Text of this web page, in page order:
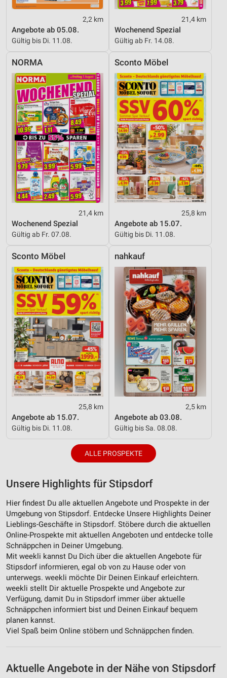
2,2 km
Angebote ab 05.08.
Gültig bis Di. 11.08.
21,4 km
Wochenend Spezial
Gültig ab Fr. 14.08.
NORMA
21,4 km
Wochenend Spezial
Gültig ab Fr. 07.08.
Sconto Möbel
25,8 km
Angebote ab 15.07.
Gültig bis Di. 11.08.
Sconto Möbel
25,8 km
Angebote ab 15.07.
Gültig bis Di. 11.08.
nahkauf
2,5 km
Angebote ab 03.08.
Gültig bis Sa. 08.08.
ALLE PROSPEKTE
Unsere Highlights für Stipsdorf
Hier findest Du alle aktuellen Angebote und Prospekte in der
Umgebung von Stipsdorf. Entdecke Unsere Highlights Deiner
Lieblings-Geschäfte in Stipsdorf. Stöbere durch die aktuellen
Online-Prospekte mit aktuellen Angeboten und entdecke tolle
Schnäppchen in Deiner Umgebung.
Mit weekli kannst Du Dich über die aktuellen Angebote für
Stipsdorf informieren, egal ob von zu Hause oder von
unterwegs. weekli möchte Dir Deinen Einkauf erleichtern.
weekli stellt Dir aktuelle Prospekte und Angebote zur
Verfügung, damit Du in Stipsdorf immer über aktuelle
Schnäppchen informiert bist und Deinen Einkauf bequem
planen kannst.
Viel Spaß beim Online stöbern und Schnäppchen finden.
Aktuelle Angebote in der Nähe von Stipsdorf
Funktional
Werbung